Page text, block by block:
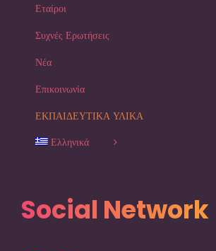
Εταίροι
Συχνές Ερωτήσεις
Νέα
Επικοινωνία
ΕΚΠΑΙΔΕΥΤΙΚΑ ΥΛΙΚΑ
Ελληνικά
Social Network